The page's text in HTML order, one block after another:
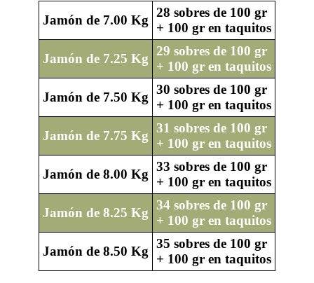
Jamón de 7.00 Kg
28 sobres de 100 gr
+ 100 gr en taquitos
Jamón de 7.25 Kg
29 sobres de 100 gr
+ 100 gr en taquitos
Jamón de 7.50 Kg
30 sobres de 100 gr
+ 100 gr en taquitos
Jamón de 7.75 Kg
31 sobres de 100 gr
+ 100 gr en taquitos
Jamón de 8.00 Kg
33 sobres de 100 gr
+ 100 gr en taquitos
Jamón de 8.25 Kg
34 sobres de 100 gr
+ 100 gr en taquitos
Jamón de 8.50 Kg
35 sobres de 100 gr
+ 100 gr en taquitos